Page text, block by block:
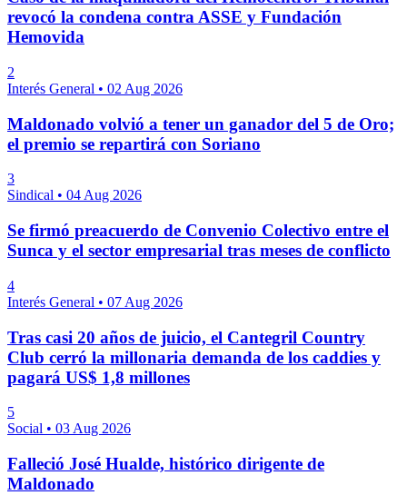
revocó la condena contra ASSE y Fundación
Hemovida
2
Interés General • 02 Aug 2026
Maldonado volvió a tener un ganador del 5 de Oro;
el premio se repartirá con Soriano
3
Sindical • 04 Aug 2026
Se firmó preacuerdo de Convenio Colectivo entre el
Sunca y el sector empresarial tras meses de conflicto
4
Interés General • 07 Aug 2026
Tras casi 20 años de juicio, el Cantegril Country
Club cerró la millonaria demanda de los caddies y
pagará US$ 1,8 millones
5
Social • 03 Aug 2026
Falleció José Hualde, histórico dirigente de
Maldonado